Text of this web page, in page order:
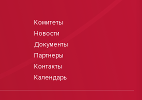
Комитеты
Новости
Документы
Партнеры
Контакты
Календарь